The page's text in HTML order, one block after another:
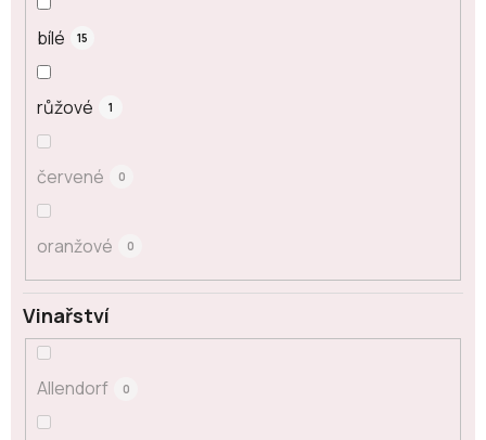
bílé 15
růžové 1
červené 0
oranžové 0
Vinařství
Allendorf 0